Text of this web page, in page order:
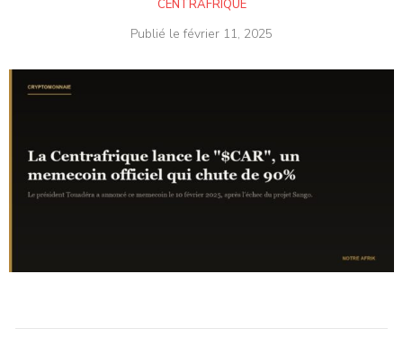
CENTRAFRIQUE
Publié lefévrier 11, 2025